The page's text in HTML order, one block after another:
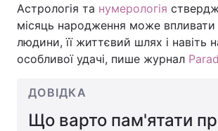
Астрологія та нумерологія
місяць народження може впливати
людини, її життєвий шлях і навіть
особливої удачі, пише журнал
ДОВІДКА
Що варто пам'ятати